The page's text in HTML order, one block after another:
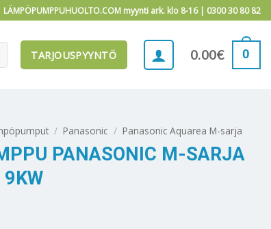
LÄMPÖPUMPPUHUOLTO.COM myynti ark. klo 8-16 | 0300 30 80 82
TARJOUSPYYNTÖ 0.00€ 0
/ Panasonic / Panasonic Aquarea M-sarja
PANASONIC M-SARJA
9KW